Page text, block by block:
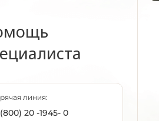
линия:
20 -1945- 0